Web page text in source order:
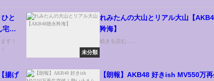
と
宅近
す！
未分類
れみたんの大山とリアル大山【
羚海】
続きを読む......
揚げ
【朗報】AKB48 好きish MV550万